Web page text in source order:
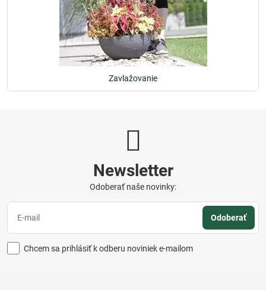
Zavlažovanie
Newsletter
Odoberať naše novinky:
Odoberať
Chcem sa prihlásiť k odberu noviniek e-mailom